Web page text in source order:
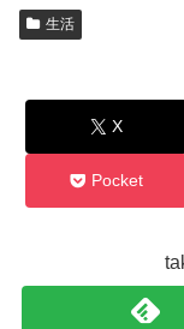
生活
X
Pocket